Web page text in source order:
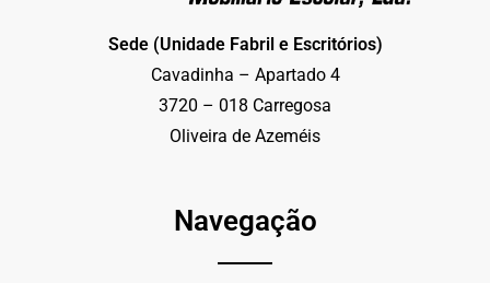
Sede (Unidade Fabril e Escritórios)
Cavadinha – Apartado 4
3720 – 018 Carregosa
Oliveira de Azeméis
Navegação